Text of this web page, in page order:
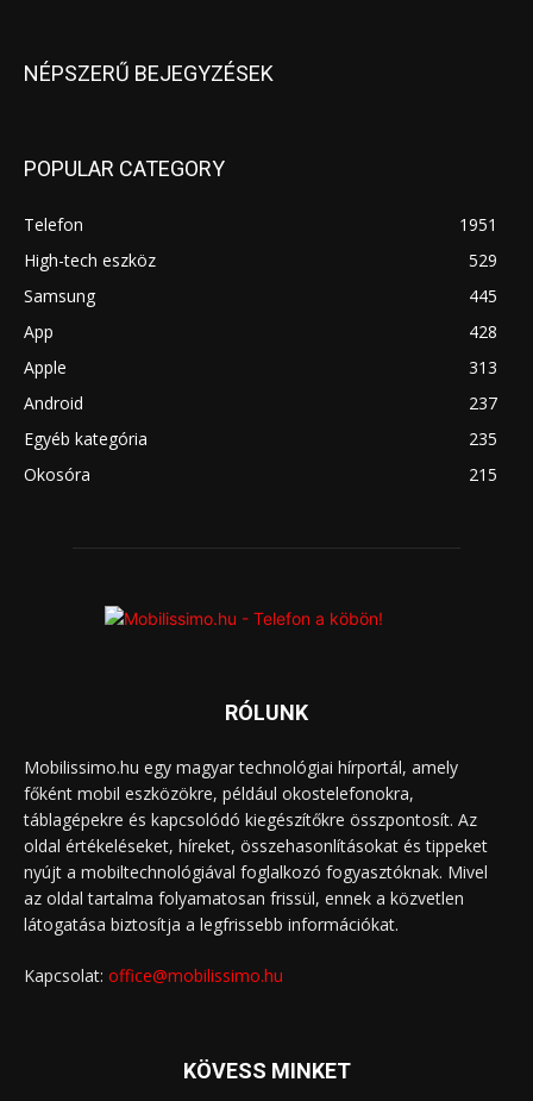
NÉPSZERŰ BEJEGYZÉSEK
POPULAR CATEGORY
Telefon
1951
High-tech eszköz
529
Samsung
445
App
428
Apple
313
Android
237
Egyéb kategória
235
Okosóra
215
RÓLUNK
Mobilissimo.hu egy magyar technológiai hírportál, amely
főként mobil eszközökre, például okostelefonokra,
táblagépekre és kapcsolódó kiegészítőkre összpontosít. Az
oldal értékeléseket, híreket, összehasonlításokat és tippeket
nyújt a mobiltechnológiával foglalkozó fogyasztóknak. Mivel
az oldal tartalma folyamatosan frissül, ennek a közvetlen
látogatása biztosítja a legfrissebb információkat.
Kapcsolat: office@mobilissimo.hu
KÖVESS MINKET